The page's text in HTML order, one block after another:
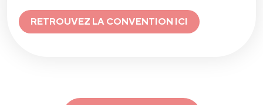
RETROUVEZ LA CONVENTION ICI